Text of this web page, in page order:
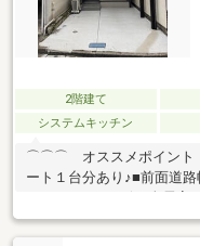
2階建て
システムキッチン
⌒⌒⌒ オススメポイント
ート１台分あり♪■前面道
ツ)まで約３００ｍ コン
ため買い物に便利です！■